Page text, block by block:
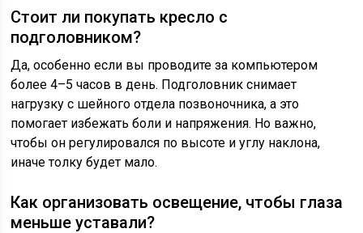
Стоит ли покупать кресло с
подголовником?
Да, особенно если вы проводите за компьютером
более 4–5 часов в день. Подголовник снимает
нагрузку с шейного отдела позвоночника, а это
помогает избежать боли и напряжения. Но важно,
чтобы он регулировался по высоте и углу наклона,
иначе толку будет мало.
Как организовать освещение, чтобы глаза
меньше уставали?